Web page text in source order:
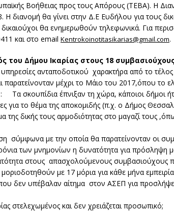
Βοήθειας προς τους Απόρους (ΤΕΒΑ). Η
διανομή θα γίνει στην Δ.Ε Ευδήλου για τους
δικαιούχοι θα ενημερωθούν τηλεφωνικά. Για
και στο email Kentrokoinotitasikarias@gmail.com.
του Δήμου Ικαρίας στους 18
ανταποδοτικού χαρακτήρα από το
μέχρι το Μάιο του 2017,όπου το
σκουπίδια έπνιξαν τη χώρα, κάποιοι δήμοι
το θέμα της αποκομιδής (π.χ. ο Δήμος
της δικής τους αρμοδιότητας στο μαγαζί τους
σύμφωνα με την οποία θα παρατείνονταν οι
των μνημονίων η δυνατότητα για πρόσληψη
στους απασχολούμενους
με 17 μόρια για κάθε μήνα
δεν υπέβαλαν αίτημα στον ΑΣΕΠ για
στελεχωμένος και δεν χρειάζεται προσωπικό;